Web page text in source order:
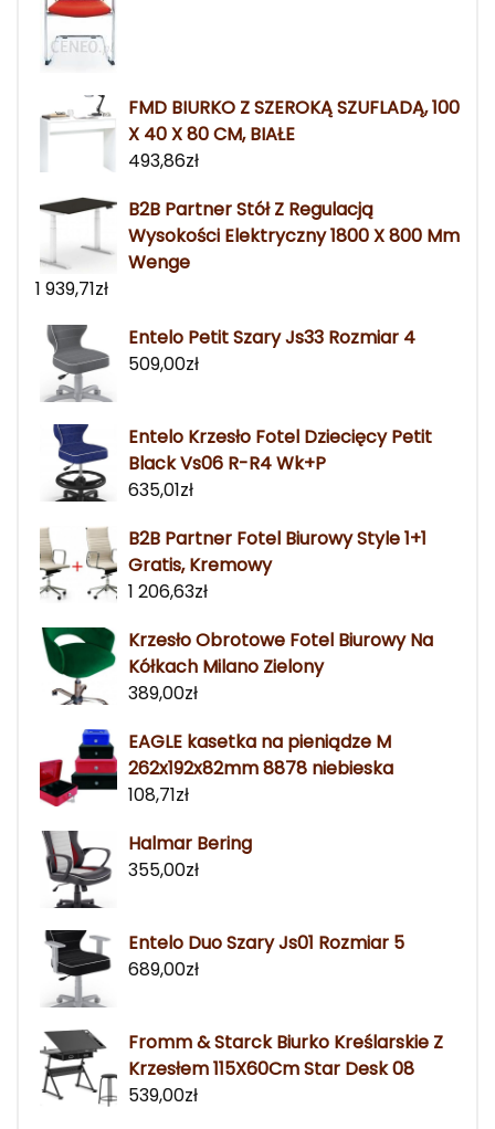
FMD BIURKO Z SZEROKĄ SZUFLADĄ, 100
X 40 X 80 CM, BIAŁE
493,86zł
B2B Partner Stół Z Regulacją
Wysokości Elektryczny 1800 X 800 Mm
Wenge
1 939,71zł
Entelo Petit Szary Js33 Rozmiar 4
509,00zł
Entelo Krzesło Fotel Dziecięcy Petit
Black Vs06 R-R4 Wk+P
635,01zł
B2B Partner Fotel Biurowy Style 1+1
Gratis, Kremowy
1 206,63zł
Krzesło Obrotowe Fotel Biurowy Na
Kółkach Milano Zielony
389,00zł
EAGLE kasetka na pieniądze M
262x192x82mm 8878 niebieska
108,71zł
Halmar Bering
355,00zł
Entelo Duo Szary Js01 Rozmiar 5
689,00zł
Fromm & Starck Biurko Kreślarskie Z
Krzesłem 115X60Cm Star Desk 08
539,00zł